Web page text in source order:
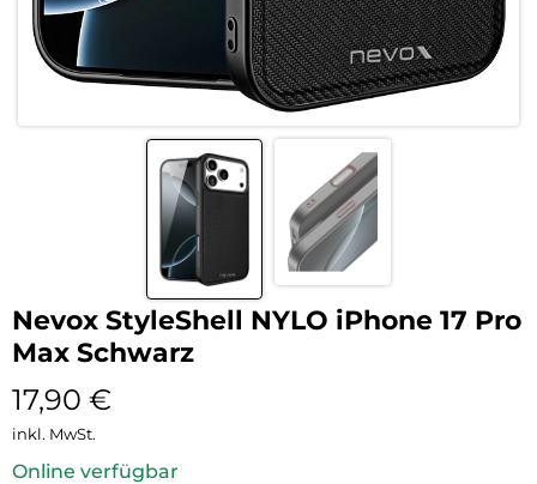
Nevox StyleShell NYLO iPhone 17 Pro
Max Schwarz
17,90 €
inkl. MwSt.
Online verfügbar